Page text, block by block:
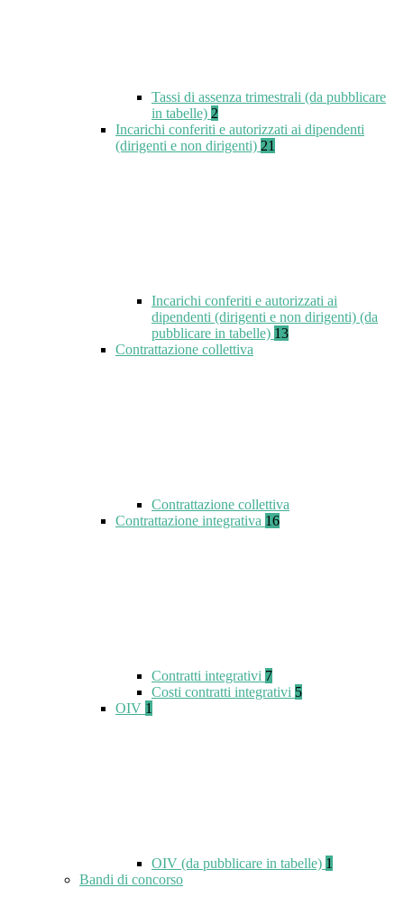
Tassi di assenza trimestrali (da pubblicare
in tabelle) 2
Incarichi conferiti e autorizzati ai dipendenti
(dirigenti e non dirigenti) 21
Incarichi conferiti e autorizzati ai
dipendenti (dirigenti e non dirigenti) (da
pubblicare in tabelle) 13
Contrattazione collettiva
Contrattazione collettiva
Contrattazione integrativa 16
Contratti integrativi 7
Costi contratti integrativi 5
OIV 1
OIV (da pubblicare in tabelle) 1
Bandi di concorso